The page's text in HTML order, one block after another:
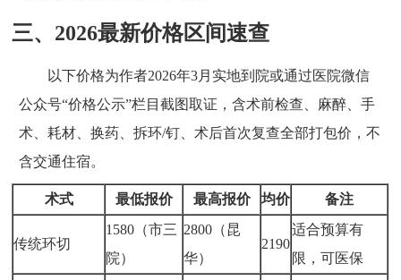
三、2026最新价格区间速查
以下价格为作者2026年3月实地到院或通过医院微信
公众号“价格公示”栏目截图取证，含术前检查、麻醉、手
术、耗材、换药、拆环/钉、术后首次复查全部打包价，不
含交通住宿。
术式 最低报价 最高报价 均价 备注
传统环切
1580（市三
院）
2800（昆
华）
2190
适合预算有
限，可医保